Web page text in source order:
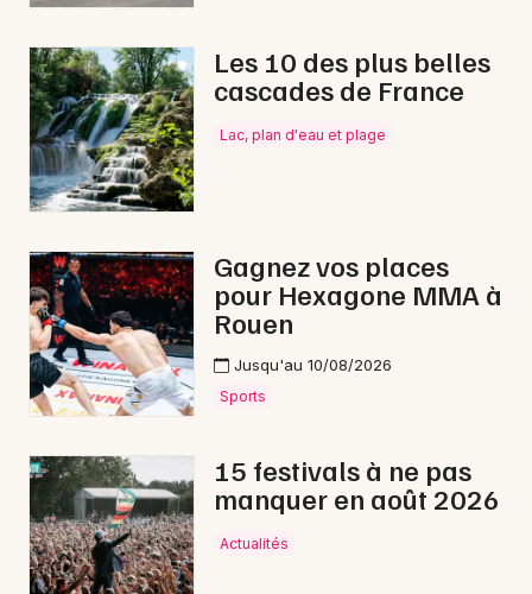
Carnaval en Normandie
Newsletter des sorties
Artistes en tournée
Actus à Dives-sur-Mer
Magazine à Dives-sur-Mer
Les 10 des plus belles
cascades de France
Lac, plan d'eau et plage
Gagnez vos places
pour Hexagone MMA à
Rouen
Jusqu'au 10/08/2026
Sports
15 festivals à ne pas
manquer en août 2026
Actualités